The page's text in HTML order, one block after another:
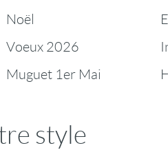
Noël
Voeux 2026
Muguet 1er Mai
style